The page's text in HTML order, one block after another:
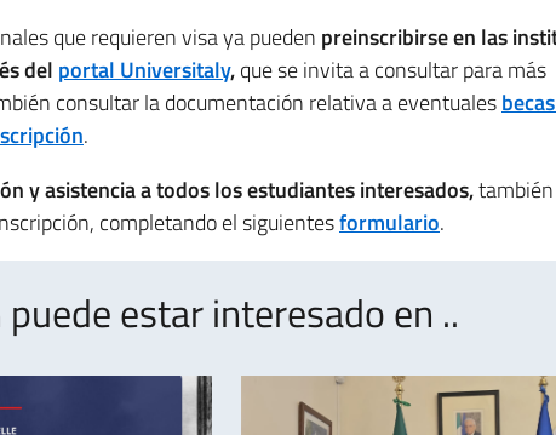
que requieren visa ya pueden preinscribirse en las
del portal Universitaly,que se invita a consultar para más
consultar la documentación relativa a eventuales
.
y asistencia a todos los estudiantes interesados,
completando el siguientesformulario.
estar interesado en ..